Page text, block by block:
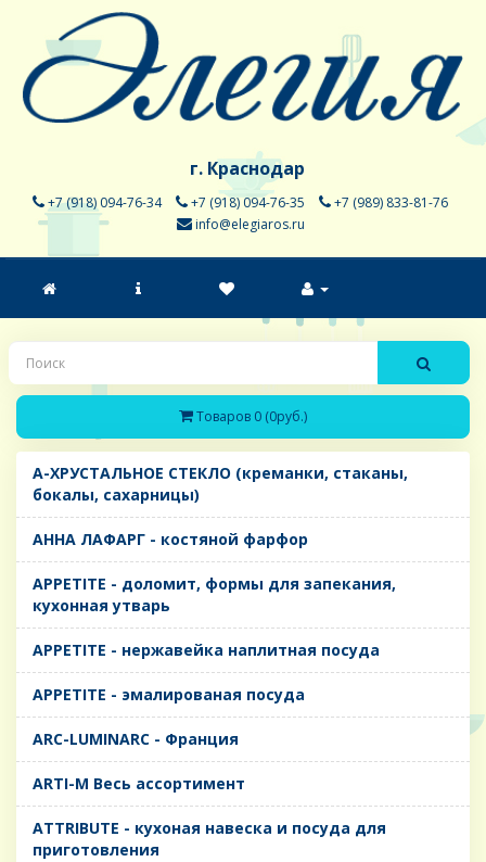
г. Краснодар
+7 (918) 094-76-34 +7 (918) 094-76-35
+7 (989) 833-81-76
info@elegiaros.ru
Товаров 0 (0руб.)
A-ХРУСТАЛЬНОЕ СТЕКЛО (креманки, стаканы,
бокалы, сахарницы)
AHHA ЛАФАРГ - костяной фарфор
APPETITE - доломит, формы для запекания,
кухонная утварь
APPETITE - нержавейка наплитная посуда
APPETITE - эмалированая посуда
ARC-LUMINARC - Франция
ARTI-M Весь ассортимент
ATTRIBUTE - кухоная навеска и посуда для
приготовления